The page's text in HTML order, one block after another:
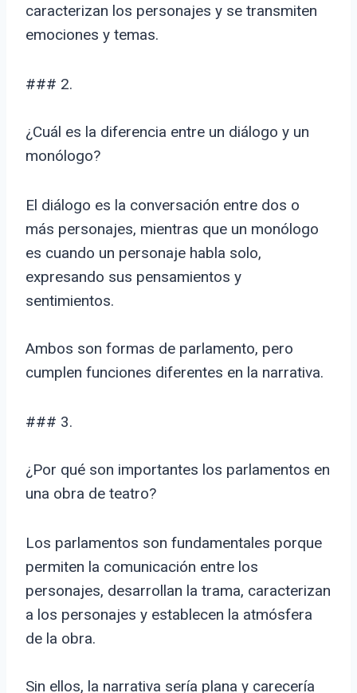
caracterizan los personajes y se transmiten
emociones y temas.
### 2.
¿Cuál es la diferencia entre un diálogo y un
monólogo?
El diálogo es la conversación entre dos o
más personajes, mientras que un monólogo
es cuando un personaje habla solo,
expresando sus pensamientos y
sentimientos.
Ambos son formas de parlamento, pero
cumplen funciones diferentes en la narrativa.
### 3.
¿Por qué son importantes los parlamentos en
una obra de teatro?
Los parlamentos son fundamentales porque
permiten la comunicación entre los
personajes, desarrollan la trama, caracterizan
a los personajes y establecen la atmósfera
de la obra.
Sin ellos, la narrativa sería plana y carecería